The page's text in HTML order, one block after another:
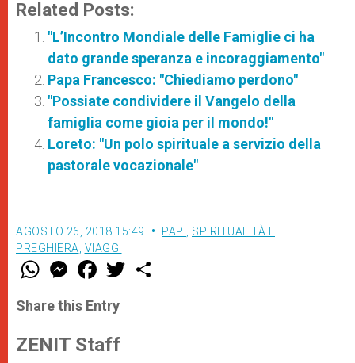
Related Posts:
"L’Incontro Mondiale delle Famiglie ci ha
dato grande speranza e incoraggiamento"
Papa Francesco: "Chiediamo perdono"
"Possiate condividere il Vangelo della
famiglia come gioia per il mondo!"
Loreto: "Un polo spirituale a servizio della
pastorale vocazionale"
AGOSTO 26, 2018 15:49 PAPI
SPIRITUALITÀ E
PREGHIERA VIAGGI
W
t
s
p
p
M
e
s
e
g
e
F
a
e
b
o
k
w
Share this Entry
ZENIT Staff